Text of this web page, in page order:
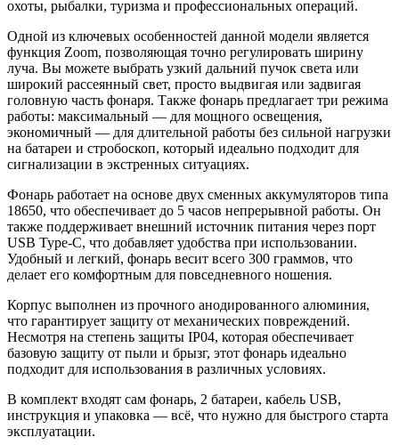
охоты, рыбалки, туризма и профессиональных операций.
Одной из ключевых особенностей данной модели является
функция Zoom, позволяющая точно регулировать ширину
луча. Вы можете выбрать узкий дальний пучок света или
широкий рассеянный свет, просто выдвигая или задвигая
головную часть фонаря. Также фонарь предлагает три режима
работы: максимальный — для мощного освещения,
экономичный — для длительной работы без сильной нагрузки
на батареи и стробоскоп, который идеально подходит для
сигнализации в экстренных ситуациях.
Фонарь работает на основе двух сменных аккумуляторов типа
18650, что обеспечивает до 5 часов непрерывной работы. Он
также поддерживает внешний источник питания через порт
USB Type-C, что добавляет удобства при использовании.
Удобный и легкий, фонарь весит всего 300 граммов, что
делает его комфортным для повседневного ношения.
Корпус выполнен из прочного анодированного алюминия,
что гарантирует защиту от механических повреждений.
Несмотря на степень защиты IP04, которая обеспечивает
базовую защиту от пыли и брызг, этот фонарь идеально
подходит для использования в различных условиях.
В комплект входят сам фонарь, 2 батареи, кабель USB,
инструкция и упаковка — всё, что нужно для быстрого старта
эксплуатации.